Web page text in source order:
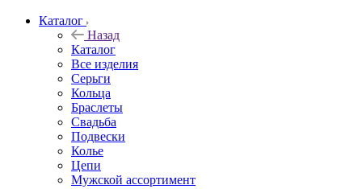
Каталог
Назад
Каталог
Все изделия
Серьги
Кольца
Браслеты
Свадьба
Подвески
Колье
Цепи
Мужской ассортимент